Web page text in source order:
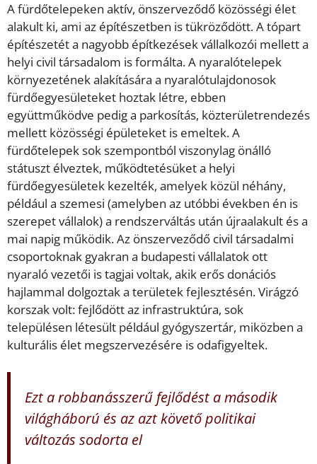
A fürdőtelepeken aktív, önszerveződő közösségi élet
alakult ki, ami az építészetben is tükröződött. A tópart
építészetét a nagyobb építkezések vállalkozói mellett a
helyi civil társadalom is formálta. A nyaralótelepek
környezetének alakítására a nyaralótulajdonosok
fürdőegyesületeket hoztak létre, ebben
együttműködve pedig a parkosítás, közterületrendezés
mellett közösségi épületeket is emeltek. A
fürdőtelepek sok szempontból viszonylag önálló
státuszt élveztek, működtetésüket a helyi
fürdőegyesületek kezelték, amelyek közül néhány,
például a szemesi (amelyben az utóbbi években én is
szerepet vállalok) a rendszerváltás után újraalakult és a
mai napig működik. Az önszerveződő civil társadalmi
csoportoknak gyakran a budapesti vállalatok ott
nyaraló vezetői is tagjai voltak, akik erős donációs
hajlammal dolgoztak a területek fejlesztésén. Virágzó
korszak volt: fejlődött az infrastruktúra, sok
településen létesült például gyógyszertár, miközben a
kulturális élet megszervezésére is odafigyeltek.
Ezt a robbanásszerű fejlődést a második
világháború és az azt követő politikai
változás sodorta el